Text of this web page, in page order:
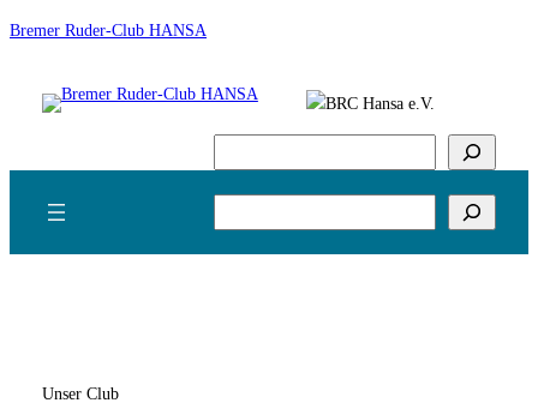
Zum
springen
Bremer Ruder-Club HANSA
Unser Club